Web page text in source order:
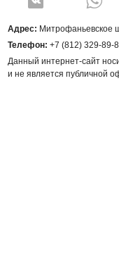
Адрес: Митрофаньевское
Телефон: +7 (812) 329-89-
Данный интернет-сайт
и не является публичной